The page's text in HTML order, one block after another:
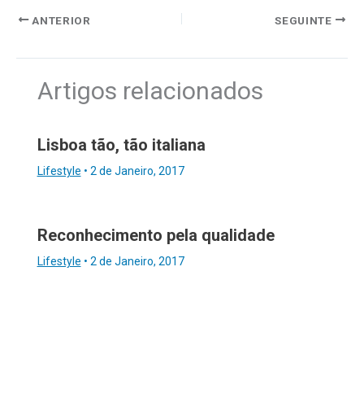
ANTERIOR SEGUINTE
Artigos relacionados
Lisboa tão, tão italiana
Lifestyle • 2 de Janeiro, 2017
Reconhecimento pela qualidade
Lifestyle • 2 de Janeiro, 2017